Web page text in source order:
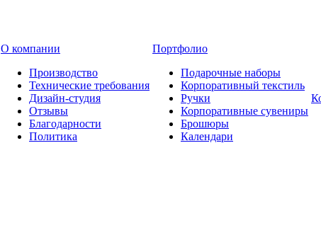
О компании
Производство
Технические требования
Дизайн-студия
Отзывы
Благодарности
Политика
Портфолио
Подарочные наборы
Корпоративный текстиль
Ручки
Корпоративные сувениры
Брошюры
Календари